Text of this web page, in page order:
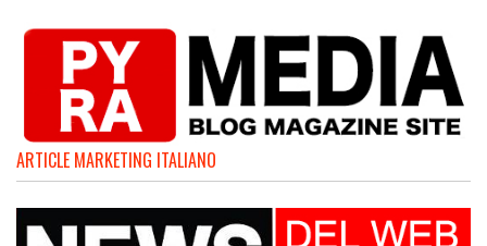
ARTICLE MARKETING ITALIANO